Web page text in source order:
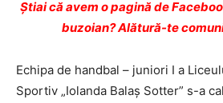
Ştiai că avem o pagină de
buzoian? Alătură-te
Echipa de handbal – juniori I a
Sportiv „Iolanda Balaş Sotter” s-a